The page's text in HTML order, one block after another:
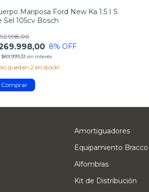
Mariposa Ford New Ka 1.5 I S
Sel 105cv Bosch
8% OFF
$89.999,33 sin interés
quedan 2 en stock!
Amortiguadores
Equipamiento Bracco
Alfombras
Kit de Distribución